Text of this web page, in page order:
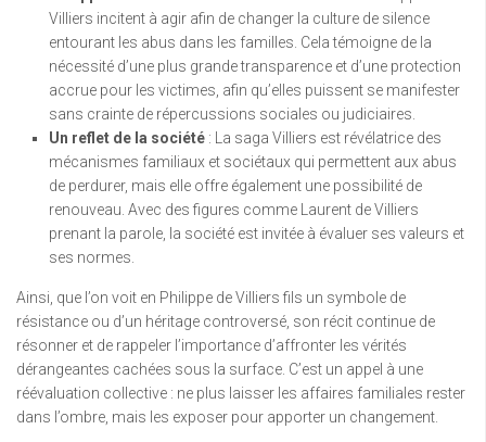
Villiers incitent à agir afin de changer la culture de silence
entourant les abus dans les familles. Cela témoigne de la
nécessité d’une plus grande transparence et d’une protection
accrue pour les victimes, afin qu’elles puissent se manifester
sans crainte de répercussions sociales ou judiciaires.
Un reflet de la société : La saga Villiers est révélatrice des
mécanismes familiaux et sociétaux qui permettent aux abus
de perdurer, mais elle offre également une possibilité de
renouveau. Avec des figures comme Laurent de Villiers
prenant la parole, la société est invitée à évaluer ses valeurs et
ses normes.
Ainsi, que l’on voit en Philippe de Villiers fils un symbole de
résistance ou d’un héritage controversé, son récit continue de
résonner et de rappeler l’importance d’affronter les vérités
dérangeantes cachées sous la surface. C’est un appel à une
réévaluation collective : ne plus laisser les affaires familiales rester
dans l’ombre, mais les exposer pour apporter un changement.